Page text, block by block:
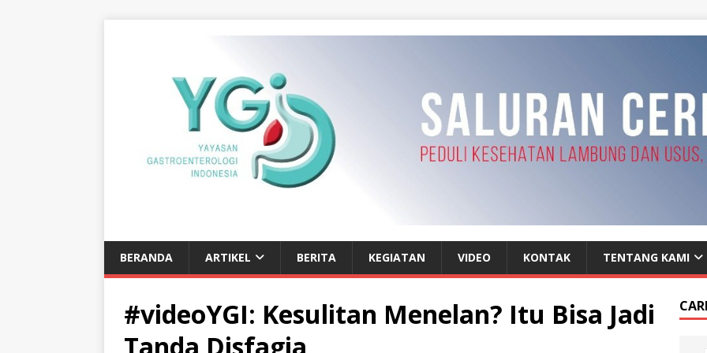
BERANDA ARTIKEL BERITA KEGIATAN VIDEO KONTAK TENTANG KAMI
#videoYGI: Kesulitan Menelan? Itu Bisa Jadi
Tanda Disfagia